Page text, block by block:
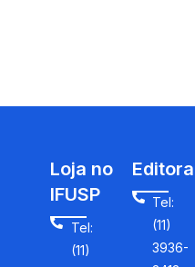
Loja no
IFUSP
Tel:
(11)
Editora
Tel:
(11)
3936-